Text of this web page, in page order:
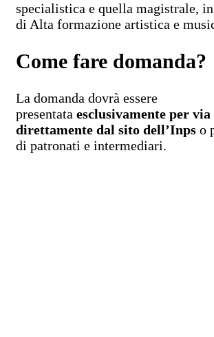
specialistica e quella magistrale,
di Alta formazione artistica e
Come fare domanda?
La domanda dovrà essere
presentata esclusivamente per
direttamente dal sito dell’Inps o
di patronati e intermediari.